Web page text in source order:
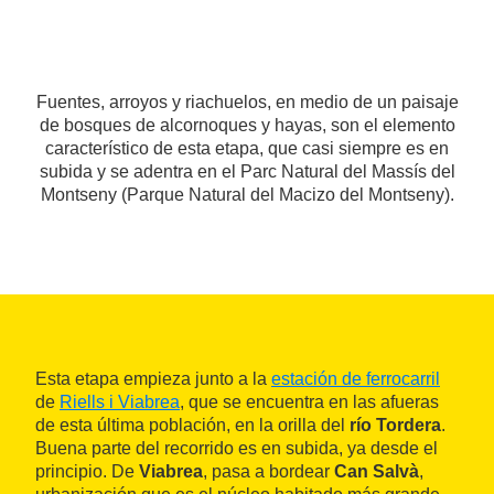
Fuentes, arroyos y riachuelos, en medio de un paisaje
de bosques de alcornoques y hayas, son el elemento
característico de esta etapa, que casi siempre es en
subida y se adentra en el Parc Natural del Massís del
Montseny (Parque Natural del Macizo del Montseny).
Esta etapa empieza junto a la estación de ferrocarril
de Riells i Viabrea, que se encuentra en las afueras
de esta última población, en la orilla del río Tordera.
Buena parte del recorrido es en subida, ya desde el
principio. De Viabrea, pasa a bordear Can Salvà,